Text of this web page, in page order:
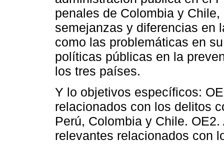
penales de Colombia y
semejanzas y diferencias en
como las problemáticas en
políticas públicas en la
los tres países.
Y lo objetivos específicos:
relacionados con los delitos
Perú, Colombia y Chile.
relevantes relacionados con